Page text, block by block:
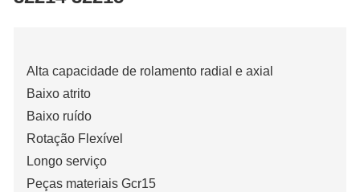
Alta capacidade de rolamento radial e axial
Baixo atrito
Baixo ruído
Rotação Flexível
Longo serviço
Peças materiais Gcr15